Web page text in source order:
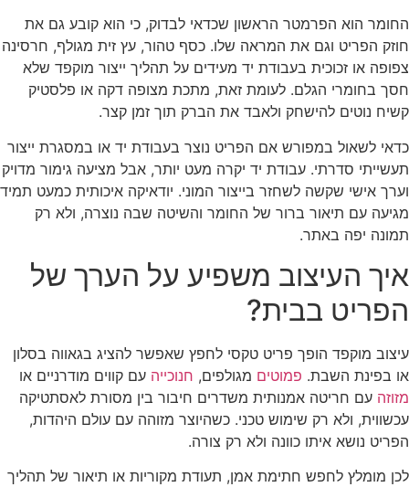
החומר הוא הפרמטר הראשון שכדאי לבדוק, כי הוא קובע גם את
חוזק הפריט וגם את המראה שלו. כסף טהור, עץ זית מגולף, חרסינה
צפופה או זכוכית בעבודת יד מעידים על תהליך ייצור מוקפד שלא
חסך בחומרי הגלם. לעומת זאת, מתכת מצופה דקה או פלסטיק
קשיח נוטים להישחק ולאבד את הברק תוך זמן קצר.
כדאי לשאול במפורש אם הפריט נוצר בעבודת יד או במסגרת ייצור
תעשייתי סדרתי. עבודת יד יקרה מעט יותר, אבל מציעה גימור מדויק
וערך אישי שקשה לשחזר בייצור המוני. יודאיקה איכותית כמעט תמיד
מגיעה עם תיאור ברור של החומר והשיטה שבה נוצרה, ולא רק
תמונה יפה באתר.
איך העיצוב משפיע על הערך של
הפריט בבית?
עיצוב מוקפד הופך פריט טקסי לחפץ שאפשר להציג בגאווה בסלון
או בפינת השבת. פמוטים מגולפים, חנוכייה עם קווים מודרניים או
מזוזה עם חריטה אמנותית משדרים חיבור בין מסורת לאסתטיקה
עכשווית, ולא רק שימוש טכני. כשהיוצר מזוהה עם עולם היהדות,
הפריט נושא איתו כוונה ולא רק צורה.
לכן מומלץ לחפש חתימת אמן, תעודת מקוריות או תיאור של תהליך